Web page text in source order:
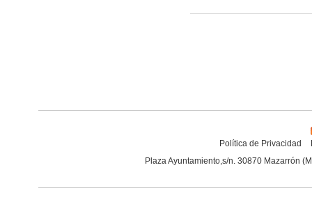
Política de Privacidad
Plaza Ayuntamiento,s/n. 30870 Mazarrón